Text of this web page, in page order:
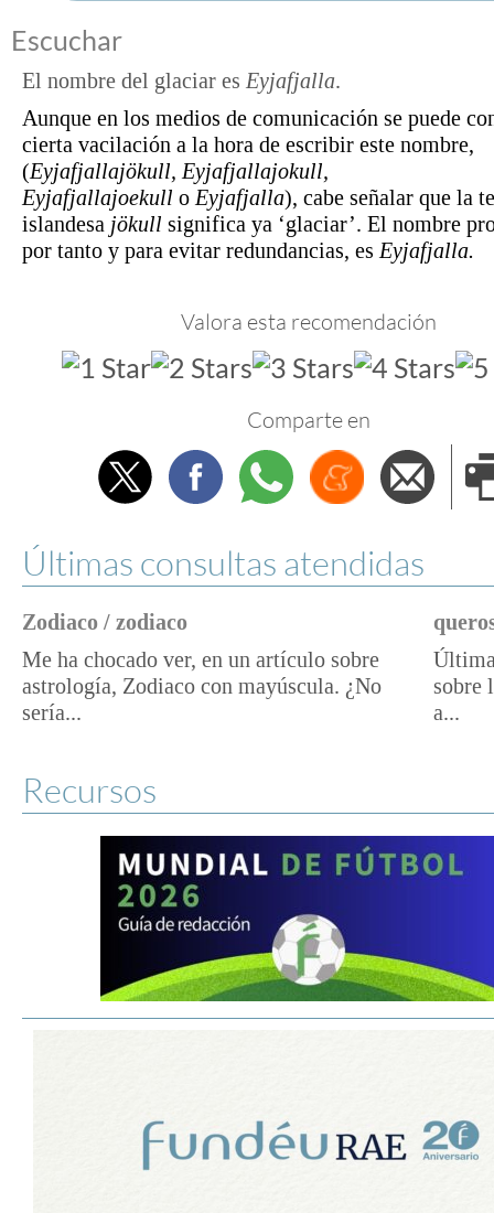
Escuchar
El nombre del glaciar es Eyjafjalla.
Aunque en los medios de comunicación se puede
cierta vacilación a la hora de escribir este nombre,
(Eyjafjallajökull, Eyjafjallajokull,
Eyjafjallajoekull o Eyjafjalla), cabe señalar que la
islandesa jökull significa ya ‘glaciar’. El nombre
por tanto y para evitar redundancias, es Eyjafjalla.
Valora esta recomendación
Comparte en
TwitterFacebookWhatsappMenéame
Últimas consultas atendidas
Zodiaco / zodiaco
Me ha chocado ver, en un artículo sobre
astrología, Zodiaco con mayúscula. ¿No
sería...
sobre
a...
Recursos